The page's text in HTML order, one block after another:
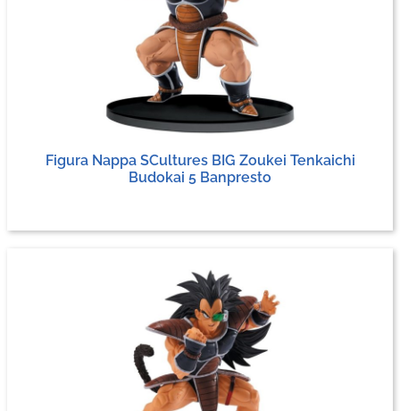
Figura Nappa SCultures BIG Zoukei Tenkaichi
Budokai 5 Banpresto